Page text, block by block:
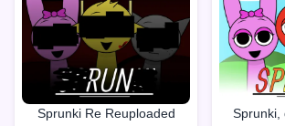
Sprunki Re Reuploaded
Sprunki,